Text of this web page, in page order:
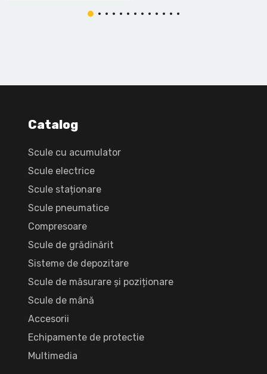
Catalog
Scule cu acumulator
Scule electrice
Scule staționare
Scule pneumatice
Compresoare
Scule de grădinărit
Sisteme de depozitare
Scule de măsurare și poziționare
Scule de mână
Accesorii
Echipamente de protectie
Multimedia